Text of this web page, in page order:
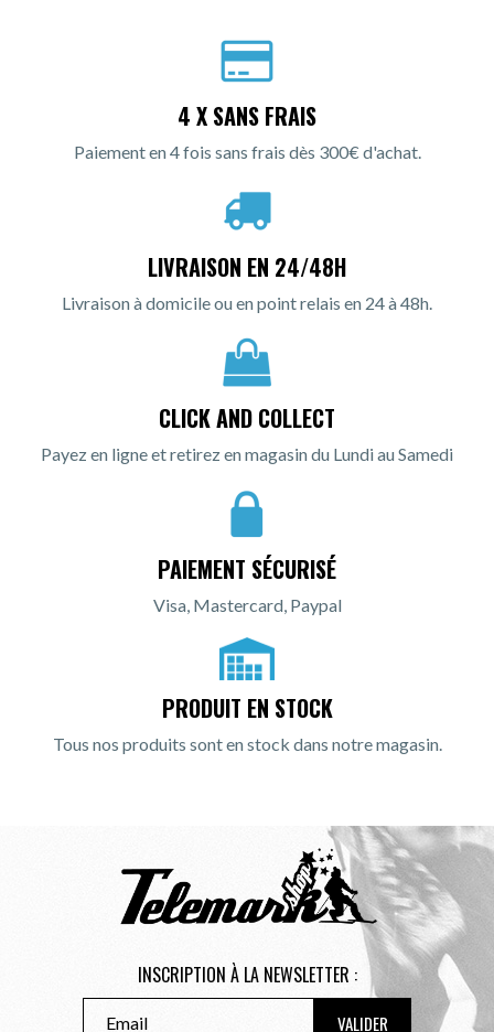
4 X SANS FRAIS
Paiement en 4 fois sans frais dès 300€ d'achat.
LIVRAISON EN 24/48H
Livraison à domicile ou en point relais en 24 à 48h.
CLICK AND COLLECT
Payez en ligne et retirez en magasin du Lundi au Samedi
PAIEMENT SÉCURISÉ
Visa, Mastercard, Paypal
PRODUIT EN STOCK
Tous nos produits sont en stock dans notre magasin.
INSCRIPTION À LA NEWSLETTER :